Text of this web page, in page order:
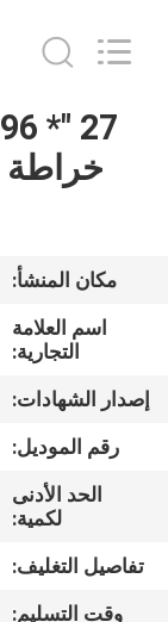
الصفحة
الرئيسية
معلومات
جولة
مراقبة
مكان المنشأ:
اسم العلامة
التجارية:
إصدار الشهادات:
رقم الموديل:
الحد الأدنى
لكمية:
تفاصيل التغليف:
وقت التسليم: